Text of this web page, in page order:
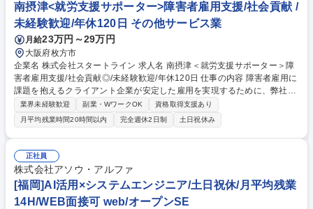
南摂津<就労支援サポーター>障害者雇用支援/社会貢献 /
未経験歓迎/年休120日 その他サービス業
月給23万円～29万円
大阪府枚方市
企業名 株式会社スタートライン 求人名 南摂津＜就労支援サポーター＞障
害者雇用支援/社会貢献◎/未経験歓迎/年休120日 仕事の内容 障害者雇用に
課題を抱えるクライアント企業が安定した雇用を実現するために、弊社の
屋内農園型障害者雇用支援サービスBYSNでの就労/運営サポート業務をお
任せします。具体的にはBYSNを利用するクライアント 企業の「管理者
（BYSNに常駐する障害者マネジメント担当者）」へ向けた障害者マネジ
メントのサポートと、「管理者と伴走しながらの障害者サポート」行って
いただきます。また、必要に応じて本社人事担当者とのIBUKI運営に関す
る報告・連絡・相談や障害者雇用に関するアドバイスなども行います。
例：管理者面談、管理者と障害者の面談への同席サポート、人事担当者に
向けた成果物活用方法の相談等 募集職種 南摂津＜就労支援サポーター＞
障害者雇用支援/社会貢献◎/未経験歓迎/年休120日
業界未経験歓迎 副業・WワークOK
資格取得支援あり
月平均残業時間20時間以内
完全週休2日制 土日祝休み
正社員
株式会社アソウ・アルファ
[福岡]AI活用×システムエンジニア/土日祝休/月平均残業
14H/WEB面接可 web/オープンSE